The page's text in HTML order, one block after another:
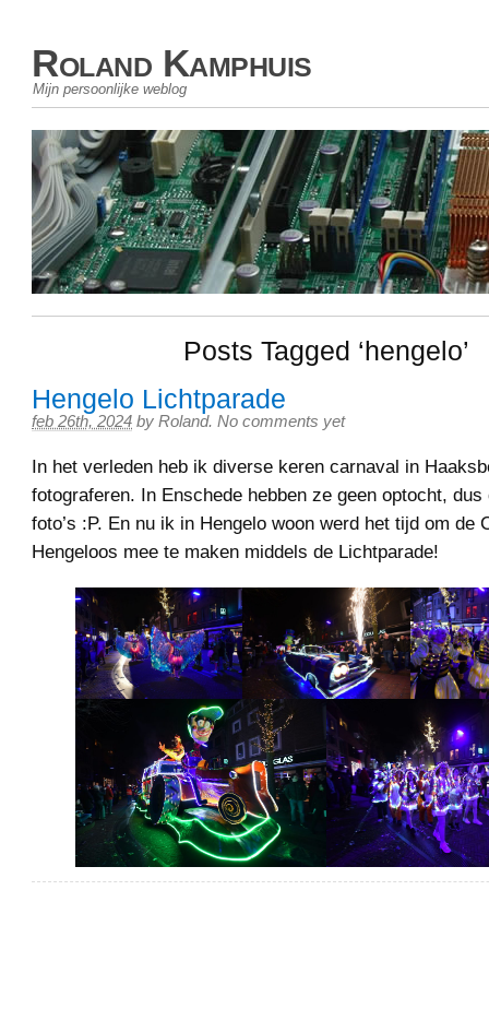
Roland Kamphuis
Mijn persoonlijke weblog
Posts Tagged ‘hengelo’
Hengelo Lichtparade
feb 26th, 2024 by Roland. No comments yet
In het verleden heb ik diverse keren carnaval in
fotograferen. In Enschede hebben ze geen optocht, dus
foto’s :P. En nu ik in Hengelo woon werd het tijd om de
Hengeloos mee te maken middels de Lichtparade!